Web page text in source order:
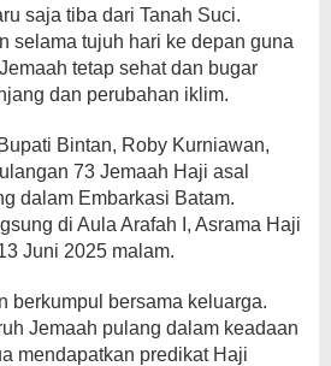
saja tiba dari Tanah Suci.
selama tujuh hari ke depan guna
tetap sehat dan bugar
dan perubahan iklim.
Bintan, Roby Kurniawan,
73 Jemaah Haji asal
dalam Embarkasi Batam.
di Aula Arafah I, Asrama Haji
Juni 2025 malam.
berkumpul bersama keluarga.
Jemaah pulang dalam keadaan
mendapatkan predikat Haji